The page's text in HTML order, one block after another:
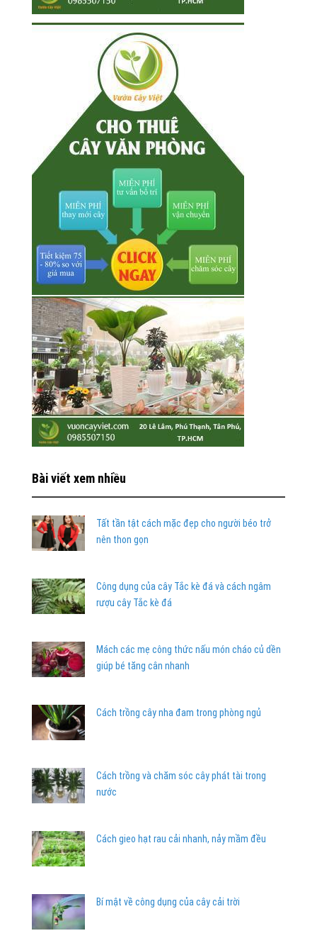
Bài viết xem nhiều
Tất tần tật cách mặc đẹp cho người béo trở
nên thon gọn
Công dụng của cây Tắc kè đá và cách ngâm
rượu cây Tắc kè đá
Mách các mẹ công thức nấu món cháo củ dền
giúp bé tăng cân nhanh
Cách trồng cây nha đam trong phòng ngủ
Cách trồng và chăm sóc cây phát tài trong
nước
Cách gieo hạt rau cải nhanh, nảy mầm đều
Bí mật về công dụng của cây cải trời